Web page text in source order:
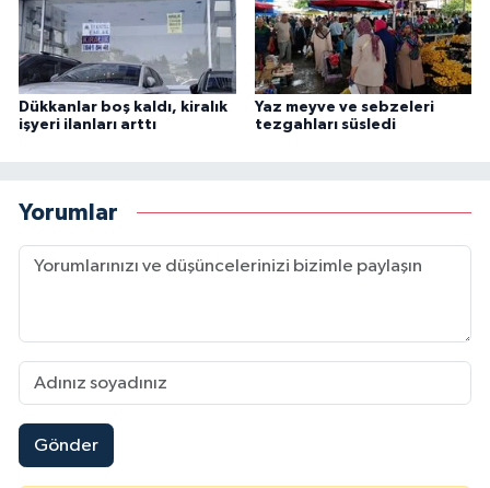
Dükkanlar boş kaldı, kiralık
işyeri ilanları arttı
Yaz meyve ve sebzeleri
tezgahları süsledi
Yorumlar
Gönder